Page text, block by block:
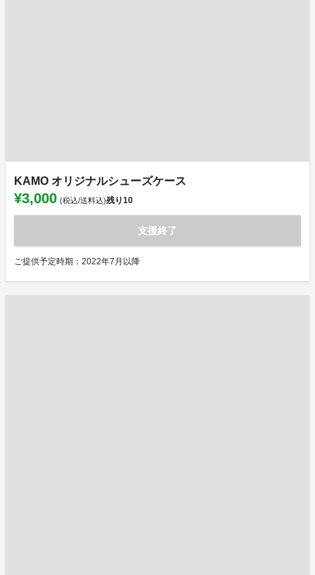
KAMO オリジナルシューズケース
¥3,000 (税込/送料込)残り10
支援終了
ご提供予定時期：2022年7月以降